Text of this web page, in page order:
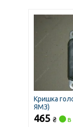
Кришка
ЯМЗ)
465 ₴
в